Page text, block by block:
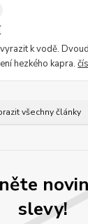
k vodě.
hezkého kapra.
všechny články
slevy!